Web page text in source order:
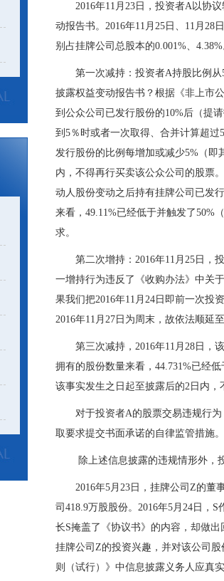
2016年11月23日，投资者A以协议
动报告书。2016年11月25日、11月28
别占挂牌公司总股本的0.001%、
第一次减持：投资者A持股比例从
披露权益变动报告书？根据《非上市
到公众公司已发行股份的10%后（提
到5％时或者一次取得、合并计算超
发行股份的比例每增加或减少5%（即
内，不得再行买卖该公众公司的股票
动人股份变动之后持有挂牌公司已发
来看，49.11%已经低于并触发了50%
求。
第二次增持：2016年11月25日，投
一增持行为违反了《收购办法》中关
果我们把2016年11月24日即前一次投
2016年11月27日为周末，故依法顺延
第三次减持，2016年11月28日，该
拥有的股份数量来看，44.731%已经
该事实发生之日起至披露后的2日内，
对于投资者A的股票交易违规行为
取要求提交书面承诺的自律监管措施。
除上述信息披露的违规情形外，投
2016年5月23日，挂牌公司Z的董事
司418.9万股股份。2016年5月24日，
长S掩盖了《协议书》的内容，却做
挂牌公司Z的投资兴趣，并对该公司
则（试行）》中信息披露义务人应真